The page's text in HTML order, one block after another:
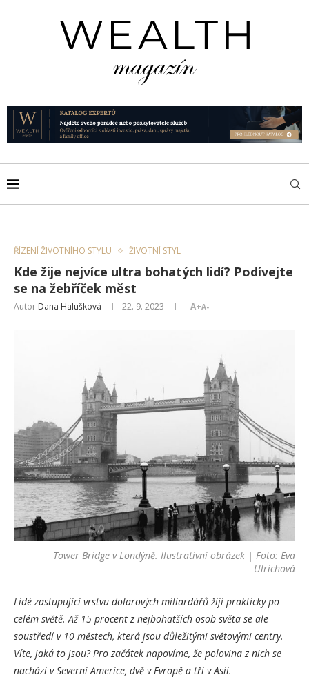
ŘÍZENÍ ŽIVOTNÍHO STYLU ŽIVOTNÍ STYL
Kde žije nejvíce ultra bohatých lidí? Podívejte
se na žebříček měst
Autor Dana Halušková 22. 9. 2023 A+A-
Tower Bridge v Londýně. Ilustrativní obrázek | Foto: Eva
Ulrichová
Lidé zastupující vrstvu dolarových miliardářů žijí prakticky po
celém světě. Až 15 procent z nejbohatších osob světa se ale
soustředí v 10 městech, která jsou důležitými světovými centry.
Víte, jaká to jsou? Pro začátek napovíme, že polovina z nich se
nachází v Severní Americe, dvě v Evropě a tři v Asii.